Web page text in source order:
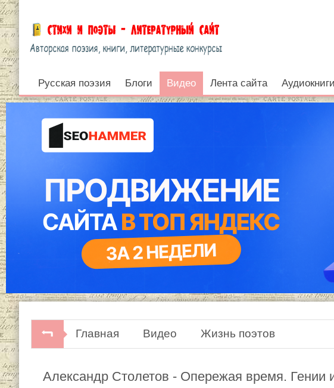
Видео
Русская поэзия Блоги Видео Лента сайта Аудиокниги
Главная Видео Жизнь поэтов
Александр Столетов - Опережая время. Гении